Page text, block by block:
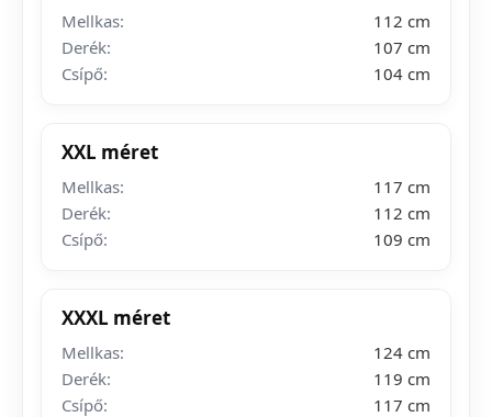
Mellkas:
112 cm
Derék:
107 cm
Csípő:
104 cm
XXL méret
Mellkas:
117 cm
Derék:
112 cm
Csípő:
109 cm
XXXL méret
Mellkas:
124 cm
Derék:
119 cm
Csípő:
117 cm